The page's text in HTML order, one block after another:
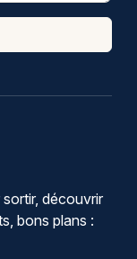
découvrir
bons plans :